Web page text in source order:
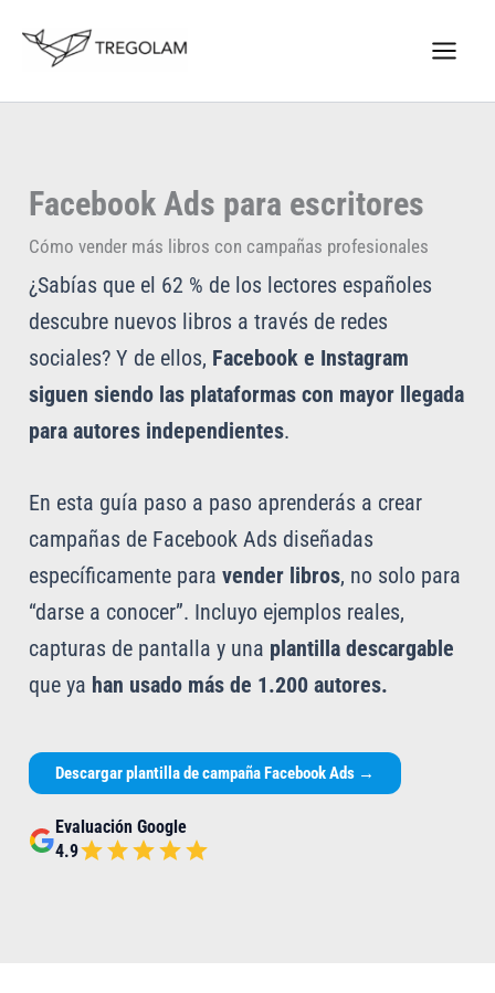
Facebook Ads para escritores
Cómo vender más libros con campañas profesionales
¿Sabías que el 62 % de los lectores españoles
descubre nuevos libros a través de redes
sociales? Y de ellos, Facebook e Instagram
siguen siendo las plataformas con mayor llegada
para autores independientes.
En esta guía paso a paso aprenderás a crear
campañas de Facebook Ads diseñadas
específicamente para vender libros, no solo para
“darse a conocer”. Incluyo ejemplos reales,
capturas de pantalla y una plantilla descargable
que ya han usado más de 1.200 autores.
Descargar plantilla de campaña Facebook Ads →
Evaluación Google
4.9